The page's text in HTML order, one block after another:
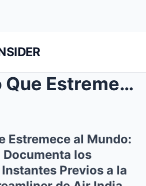
El Video Que Estremece al Mundo: Un Pasajero Docum...
Estremece al Mundo:
Documenta los
Previos a la